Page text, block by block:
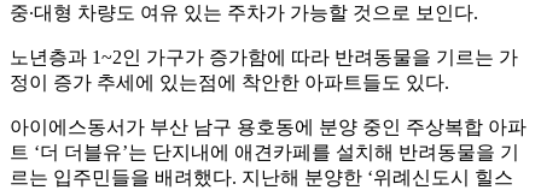
중∙대형 차량도 여유 있는 주차가 가능할 것으로 보인다.
노년층과 1~2인 가구가 증가함에 따라 반려동물을 기르는 가
정이 증가 추세에 있는점에 착안한 아파트들도 있다.
아이에스동서가 부산 남구 용호동에 분양 중인 주상복합 아파
트 ‘더 더블유’는 단지내에 애견카페를 설치해 반려동물을 기
르는 입주민들을 배려했다. 지난해 분양한 ‘위례신도시 힐스